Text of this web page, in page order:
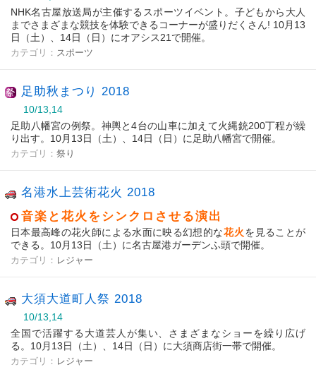
NHK名古屋放送局が主催するスポーツイベント。子どもから大人
までさまざまな競技を体験できるコーナーが盛りだくさん! 10月13
日（土）、14日（日）にオアシス21で開催。
カテゴリ： スポーツ
足助秋まつり 2018
10/13,14
足助八幡宮の例祭。神輿と4台の山車に加えて火縄銃200丁程が繰
り出す。10月13日（土）、14日（日）に足助八幡宮で開催。
カテゴリ： 祭り
名港水上芸術花火 2018
音楽と花火をシンクロさせる演出
日本最高峰の花火師による水面に映る幻想的な花火を見ることが
できる。10月13日（土）に名古屋港ガーデンふ頭で開催。
カテゴリ： レジャー
大須大道町人祭 2018
10/13,14
全国で活躍する大道芸人が集い、さまざまなショーを繰り広げ
る。10月13日（土）、14日（日）に大須商店街一帯で開催。
カテゴリ： レジャー